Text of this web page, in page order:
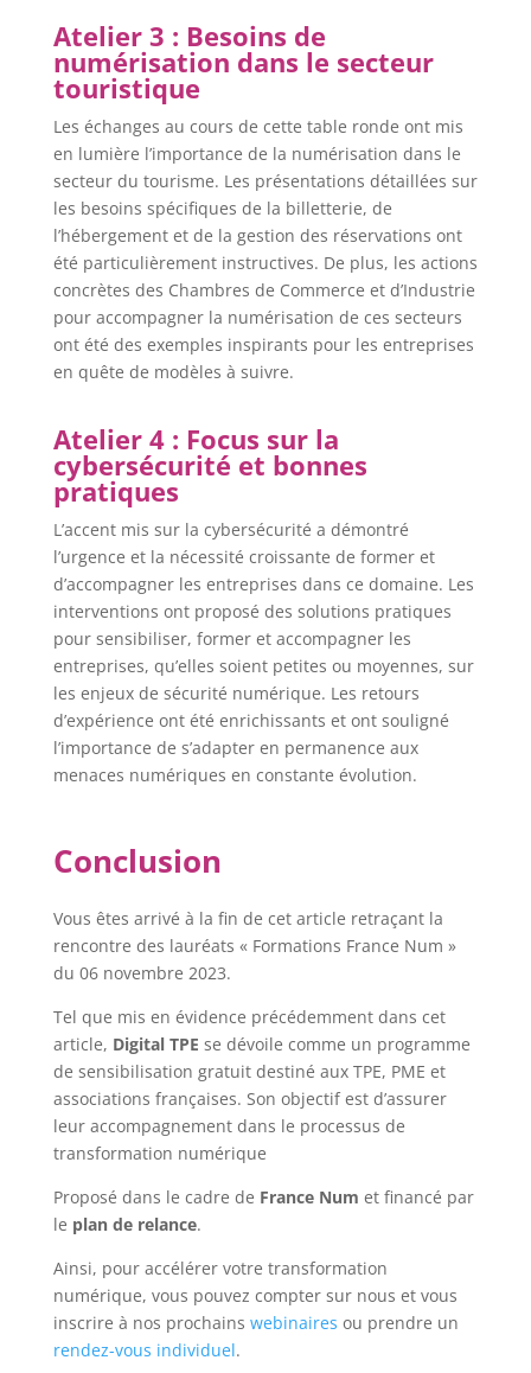
Atelier 3 : Besoins de
numérisation dans le secteur
touristique
Les échanges au cours de cette table ronde ont mis
en lumière l’importance de la numérisation dans le
secteur du tourisme. Les présentations détaillées sur
les besoins spécifiques de la billetterie, de
l’hébergement et de la gestion des réservations ont
été particulièrement instructives. De plus, les actions
concrètes des Chambres de Commerce et d’Industrie
pour accompagner la numérisation de ces secteurs
ont été des exemples inspirants pour les entreprises
en quête de modèles à suivre.
Atelier 4 : Focus sur la
cybersécurité et bonnes
pratiques
L’accent mis sur la cybersécurité a démontré
l’urgence et la nécessité croissante de former et
d’accompagner les entreprises dans ce domaine. Les
interventions ont proposé des solutions pratiques
pour sensibiliser, former et accompagner les
entreprises, qu’elles soient petites ou moyennes, sur
les enjeux de sécurité numérique. Les retours
d’expérience ont été enrichissants et ont souligné
l’importance de s’adapter en permanence aux
menaces numériques en constante évolution.
Conclusion
Vous êtes arrivé à la fin de cet article retraçant la
rencontre des lauréats « Formations France Num »
du 06 novembre 2023.
Tel que mis en évidence précédemment dans cet
article, Digital TPE se dévoile comme un programme
de sensibilisation gratuit destiné aux TPE, PME et
associations françaises. Son objectif est d’assurer
leur accompagnement dans le processus de
transformation numérique
Proposé dans le cadre de France Num et financé par
le plan de relance.
Ainsi, pour accélérer votre transformation
numérique, vous pouvez compter sur nous et vous
inscrire à nos prochains webinaires ou prendre un
rendez-vous individuel.